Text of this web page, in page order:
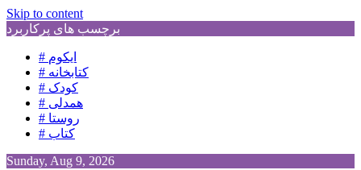
Skip to content
برچسب های پرکاربرد
# ایکوم
# کتابخانه
# کودک
# همدلی
# روستا
# کتاب
Sunday, Aug 9, 2026